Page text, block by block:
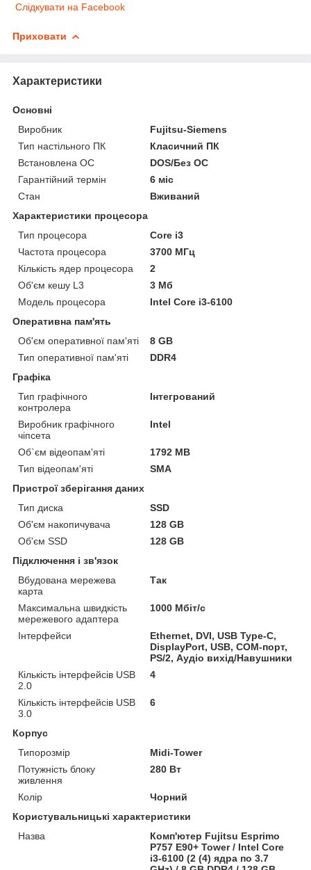
Слідкувати на Facebook
Приховати
Характеристики
Основні
Виробник
Fujitsu-Siemens
Тип настільного ПК
Класичний ПК
Встановлена ОС
DOS/Без ОС
Гарантійний термін
6 міс
Стан
Вживаний
Характеристики процесора
Тип процесора
Core i3
Частота процесора
3700 МГц
Кількість ядер процесора
2
Об'єм кешу L3
3 Мб
Модель процесора
Intel Core i3-6100
Оперативна пам'ять
Об'єм оперативної пам'яті
8 GB
Тип оперативної пам'яті
DDR4
Графіка
Тип графічного
контролера
Інтегрований
Виробник графічного
чіпсета
Intel
Об`єм відеопам'яті
1792 MB
Тип відеопам'яті
SMA
Пристрої зберігання даних
Тип диска
SSD
Об'єм накопичувача
128 GB
Об'єм SSD
128 GB
Підключення і зв'язок
Вбудована мережева
карта
Так
Максимальна швидкість
мережевого адаптера
1000 Мбіт/с
Інтерфейси
Ethernet, DVI, USB Type-C,
DisplayPort, USB, COM-порт,
PS/2, Аудіо вихід/Навушники
Кількість інтерфейсів USB
2.0
4
Кількість інтерфейсів USB
3.0
6
Корпус
Типорозмір
Midi-Tower
Потужність блоку
живлення
280 Вт
Колір
Чорний
Користувальницькі характеристики
Назва
Комп'ютер Fujitsu Esprimo
P757 E90+ Tower / Intel Core
i3-6100 (2 (4) ядра по 3.7